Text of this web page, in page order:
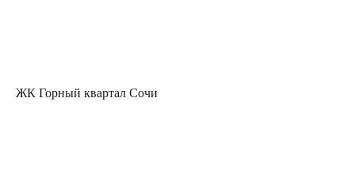
ЖК Горный квартал Сочи